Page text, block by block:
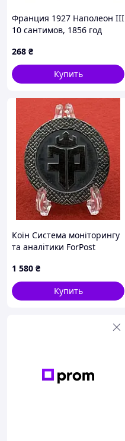
Франция 1927 Наполеон III
10 сантимов, 1856 год
No4022
268 ₴
Купить
Коїн Система моніторингу
та аналітики ForPost
1 580 ₴
Купить